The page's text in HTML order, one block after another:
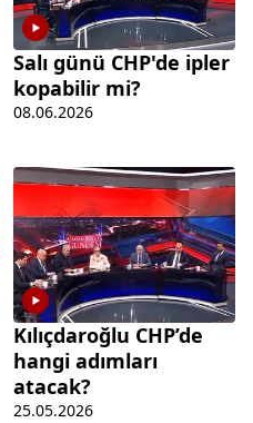
Salı günü CHP'de ipler
kopabilir mi?
08.06.2026
Kılıçdaroğlu CHP’de
hangi adımları
atacak?
25.05.2026